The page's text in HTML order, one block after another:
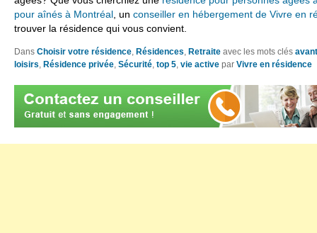
pour aînés à Montréal, un conseiller en hébergement de Vivre en
trouver la résidence qui vous convient.
Dans Choisir votre résidence, Résidences, Retraite avec les mots clés
loisirs, Résidence privée, Sécurité, top 5, vie active par Vivre en résidence